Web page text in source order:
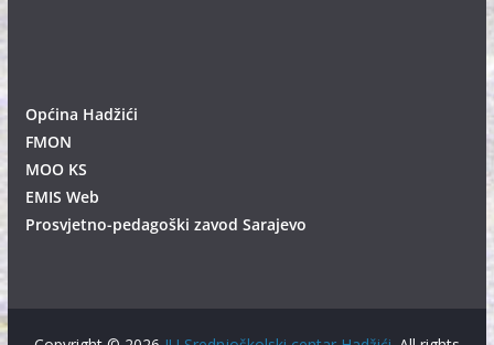
Općina Hadžići
FMON
MOO KS
EMIS Web
Prosvjetno-pedagoški zavod Sarajevo